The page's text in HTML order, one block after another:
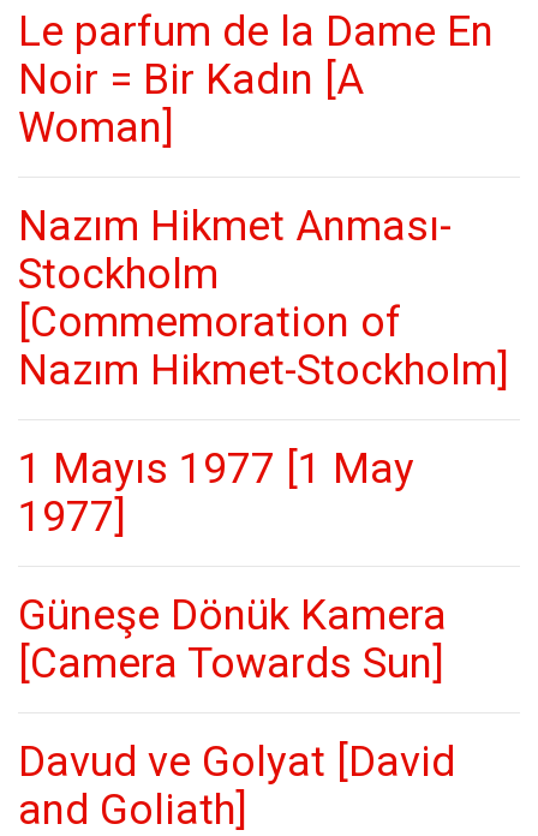
Le parfum de la Dame En
Noir = Bir Kadın [A
Woman]
Nazım Hikmet Anması-
Stockholm
[Commemoration of
Nazım Hikmet-Stockholm]
1 Mayıs 1977 [1 May
1977]
Güneşe Dönük Kamera
[Camera Towards Sun]
Davud ve Golyat [David
and Goliath]